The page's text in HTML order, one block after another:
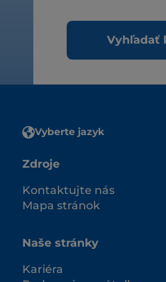
Vyhľadať
Vyberte jazyk
Zdroje
Kontaktujte nás
Mapa stránok
Naše stránky
Kariéra